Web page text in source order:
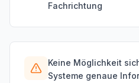
Fachrichtung
Keine Möglichkeit
Systeme genaue